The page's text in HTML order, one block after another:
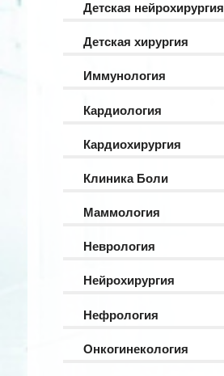
Детская нейрохирургия
Детская хирургия
Иммунология
Кардиология
Кардиохирургия
Клиника Боли
Маммология
Неврология
Нейрохирургия
Нефрология
Онкогинекология